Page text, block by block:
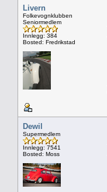
Livern
Folkevognklubben
Seniormedlem
Innlegg: 384
Bosted: Fredrikstad
Dewil
Supermedlem
Innlegg: 7541
Bosted: Moss